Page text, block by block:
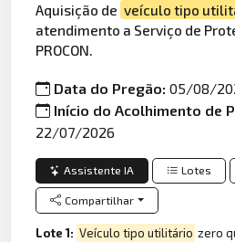
Aquisição de veículo tipo
atendimento a Serviço de
PROCON.
Data do Pregão:05/08/
Início do Acolhimento de
22/07/2026
Assistente IA Lotes
Compartilhar
Lote 1: Veículo tipo utilitário zero